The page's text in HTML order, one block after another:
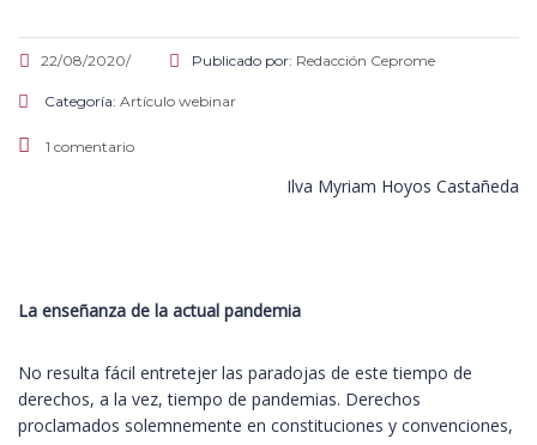
22/08/2020/ Publicado por: Redacción Ceprome
Categoría: Artículo webinar
1 comentario
Ilva Myriam Hoyos Castañeda
La enseñanza de la actual pandemia
No resulta fácil entretejer las paradojas de este tiempo de
derechos, a la vez, tiempo de pandemias. Derechos
proclamados solemnemente en constituciones y convenciones,